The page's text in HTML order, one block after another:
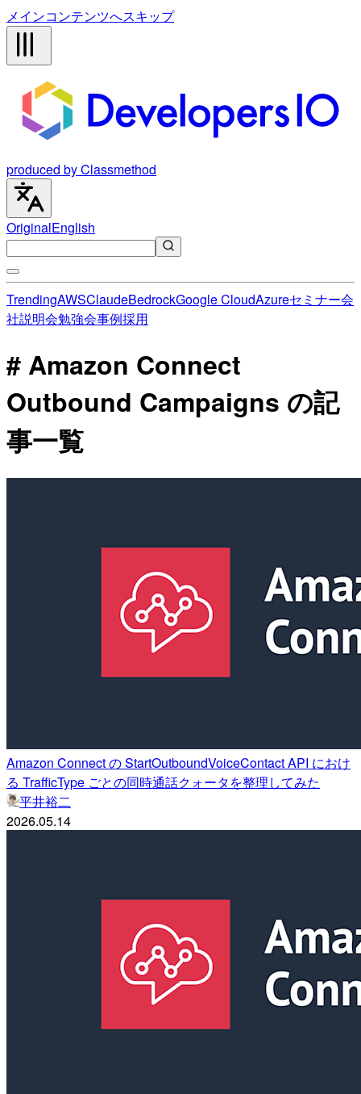
メインコンテンツへスキップ
produced by Classmethod
OriginalEnglish
TrendingAWSClaudeBedrockGoogle CloudAzureセミナー会
社説明会勉強会事例採用
# Amazon Connect
Outbound Campaigns の記
事一覧
Amazon Connect の StartOutboundVoiceContact API におけ
る TrafficType ごとの同時通話クォータを整理してみた
平井裕二
2026.05.14